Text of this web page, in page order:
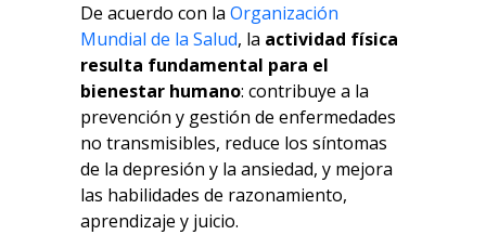
De acuerdo con la Organización
Mundial de la Salud, la actividad física
resulta fundamental para el
bienestar humano: contribuye a la
prevención y gestión de enfermedades
no transmisibles, reduce los síntomas
de la depresión y la ansiedad, y mejora
las habilidades de razonamiento,
aprendizaje y juicio.